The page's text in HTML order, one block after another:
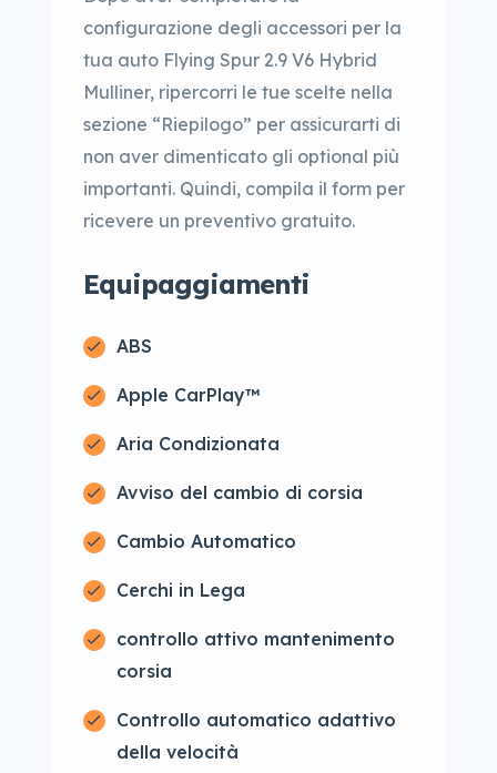
configurazione degli accessori per la
tua auto Flying Spur 2.9 V6 Hybrid
Mulliner, ripercorri le tue scelte nella
sezione “Riepilogo” per assicurarti di
non aver dimenticato gli optional più
importanti. Quindi, compila il form per
ricevere un preventivo gratuito.
Equipaggiamenti
ABS
Apple CarPlay™
Aria Condizionata
Avviso del cambio di corsia
Cambio Automatico
Cerchi in Lega
controllo attivo mantenimento
corsia
Controllo automatico adattivo
della velocità